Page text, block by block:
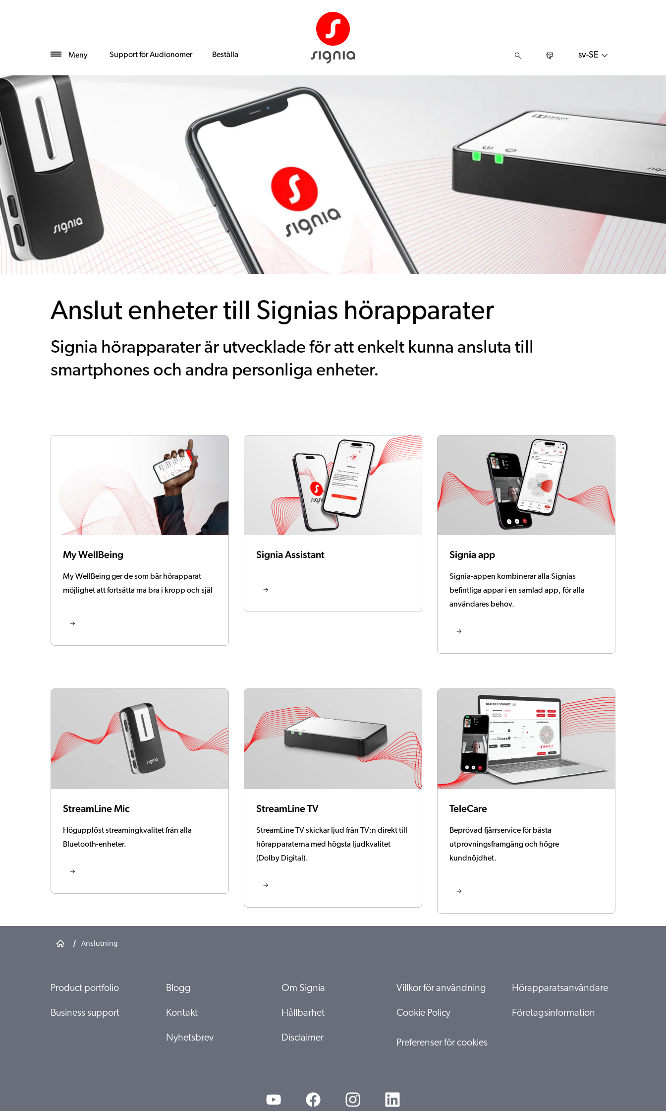
Meny Support för Audionomer Beställa sv-SE
Anslut enheter till Signias hörapparater
Signia hörapparater är utvecklade för att enkelt kunna ansluta till
smartphones och andra personliga enheter.
My WellBeing
My WellBeing ger de som bär hörapparat
möjlighet att fortsätta må bra i kropp och själ
Signia Assistant Signia app
Signia-appen kombinerar alla Signias
befintliga appar i en samlad app, för alla
användares behov.
StreamLine Mic
Högupplöst streamingkvalitet från alla
Bluetooth-enheter.
StreamLine TV
StreamLine TV skickar ljud från TV:n direkt till
hörapparaterna med högsta ljudkvalitet
(Dolby Digital).
TeleCare
Beprövad fjärrservice för bästa
utprovningsframgång och högre
kundnöjdhet.
/ Anslutning
Product portfolio
Business support
Blogg
Kontakt
Nyhetsbrev
Om Signia
Hållbarhet
Disclaimer
Villkor för användning
Cookie Policy
Preferenser för cookies
Hörapparatsanvändare
Företagsinformation